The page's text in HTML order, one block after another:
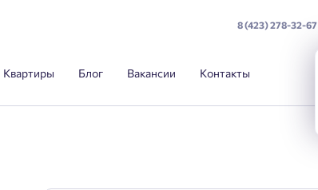
8 (423) 278-32-67
Квартиры Блог Вакансии Контакты